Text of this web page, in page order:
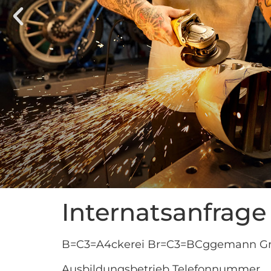
Internatsanfrage
B=C3=A4ckerei Br=C3=BCggemann